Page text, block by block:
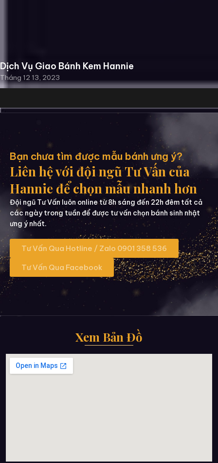
Dịch Vụ Giao Bánh Kem Hannie
Tháng 12 13, 2023
Bạn chưa tìm được mẫu bánh ưng ý?
Liên hệ với đội ngũ Tư Vấn của
Hannie để chọn mẫu nhanh hơn
Đội ngũ Tư Vấn luôn online từ 8h sáng đến 22h đêm tất cả
các ngày trong tuần để được tư vấn chọn bánh sinh nhật
ưng ý nhất.
Tư Vấn Qua Hotline / Zalo 0901 358 536
Tư Vấn Qua Facebook
Xem Bản Đồ